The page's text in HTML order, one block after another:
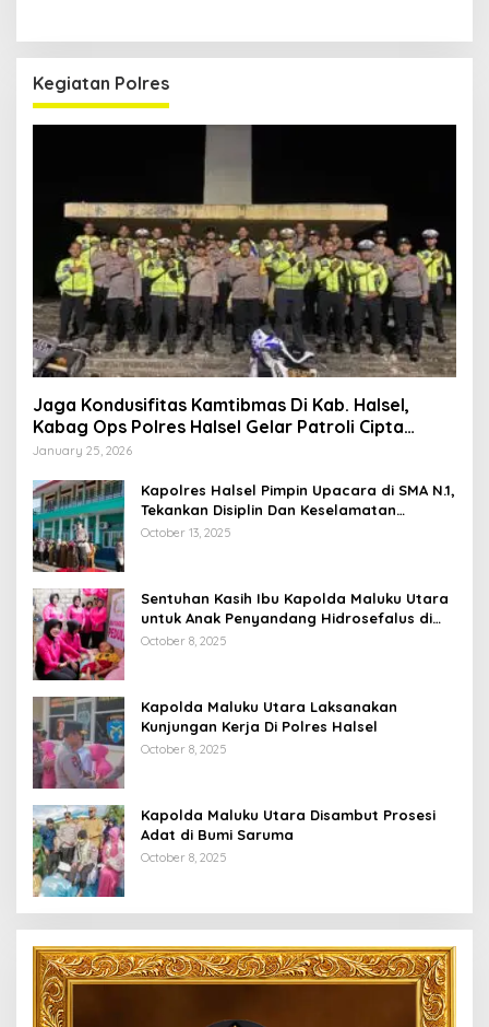
Kegiatan Polres
Jaga Kondusifitas Kamtibmas Di Kab. Halsel,
Kabag Ops Polres Halsel Gelar Patroli Cipta
Kondisi
January 25, 2026
Kapolres Halsel Pimpin Upacara di SMA N.1,
Tekankan Disiplin Dan Keselamatan
Berkendara
October 13, 2025
Sentuhan Kasih Ibu Kapolda Maluku Utara
untuk Anak Penyandang Hidrosefalus di
Desa Babang
October 8, 2025
Kapolda Maluku Utara Laksanakan
Kunjungan Kerja Di Polres Halsel
October 8, 2025
Kapolda Maluku Utara Disambut Prosesi
Adat di Bumi Saruma
October 8, 2025